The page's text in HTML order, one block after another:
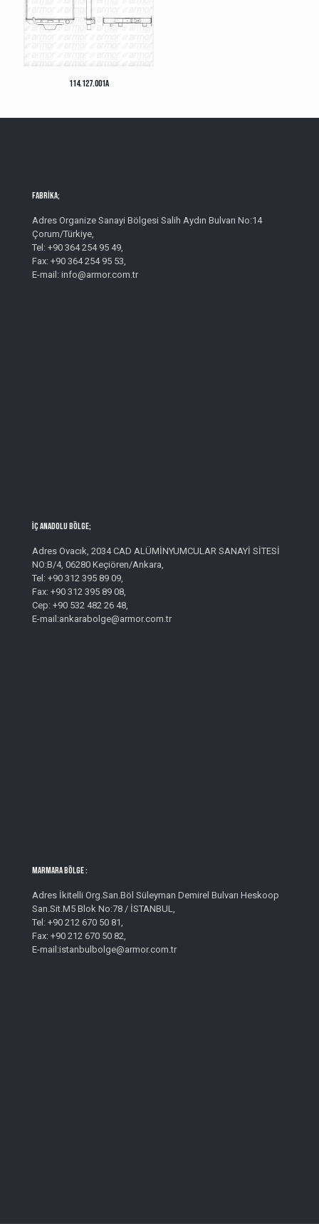
114.127.001A
Fabrika;
Adres Organize Sanayi Bölgesi Salih Aydın Bulvarı No:14
Çorum/Türkiye,
Tel: +90 364 254 95 49,
Fax: +90 364 254 95 53,
E-mail: info@armor.com.tr
İç Anadolu Bölge;
Adres Ovacık, 2034 CAD ALÜMİNYUMCULAR SANAYİ SİTESİ
NO:B/4, 06280 Keçiören/Ankara,
Tel: +90 312 395 89 09,
Fax: +90 312 395 89 08,
Cep: +90 532 482 26 48,
E-mail:ankarabolge@armor.com.tr
MARMARA BÖLGE :
Adres İkitelli Org.San.Böl Süleyman Demirel Bulvarı Heskoop
San.Sit.M5 Blok No:78 / İSTANBUL,
Tel: +90 212 670 50 81,
Fax: +90 212 670 50 82,
E-mail:istanbulbolge@armor.com.tr